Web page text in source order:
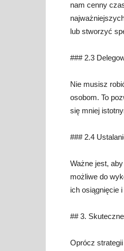
nam cenny
lub stworzyć
### 2.3
Nie musisz
osobom. To
się mniej
### 2.4
Ważne jest,
możliwe do
ich osiągnięcie
## 3.
Oprócz